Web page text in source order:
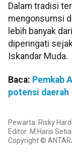
Dalam tradisi
mengonsumsi
lebih banyak
diperingati
Iskandar Muda.
Baca: Pemkab
potensi daerah
Pewarta: Risky
Editor: M.Haris
Copyright ©